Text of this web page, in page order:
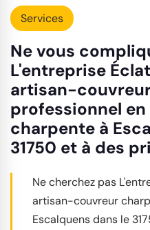
Services
Ne vous
L'entreprise
artisan-
professionnel
charpente à
31750 et à des
Ne cherchez pas
artisan-couvreur
Escalquens dans le